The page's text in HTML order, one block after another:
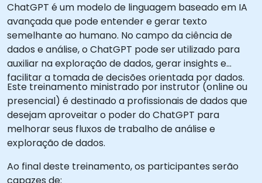
ChatGPT é um modelo de linguagem baseado em IA
avançada que pode entender e gerar texto
semelhante ao humano. No campo da ciência de
dados e análise, o ChatGPT pode ser utilizado para
auxiliar na exploração de dados, gerar insights e
facilitar a tomada de decisões orientada por dados.
Este treinamento ministrado por instrutor (online ou
presencial) é destinado a profissionais de dados que
desejam aproveitar o poder do ChatGPT para
melhorar seus fluxos de trabalho de análise e
exploração de dados.
Ao final deste treinamento, os participantes serão